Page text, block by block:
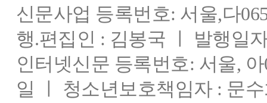
신문사업 등록번호: 서울,다
행.편집인 : 김봉국 ㅣ 발행일
인터넷신문 등록번호: 서울,
일 ㅣ 청소년보호책임자 : 문